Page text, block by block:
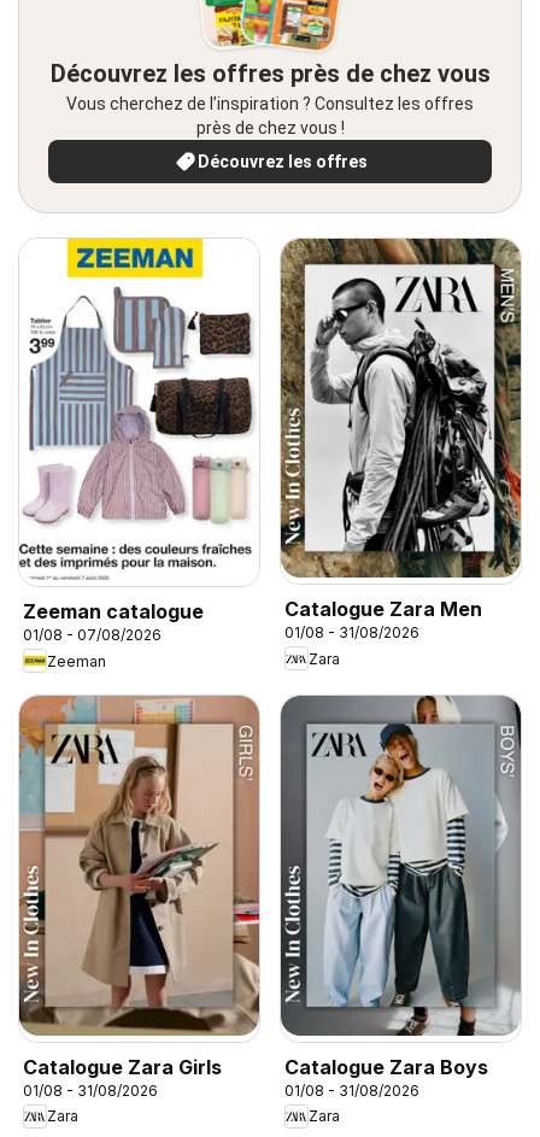
Découvrez les offres près de chez vous
Vous cherchez de l’inspiration ? Consultez les offres
près de chez vous !
Découvrez les offres
Zeeman catalogue
01/08 - 07/08/2026
Zeeman
Catalogue Zara Men
01/08 - 31/08/2026
Zara
Catalogue Zara Girls
01/08 - 31/08/2026
Zara
Catalogue Zara Boys
01/08 - 31/08/2026
Zara